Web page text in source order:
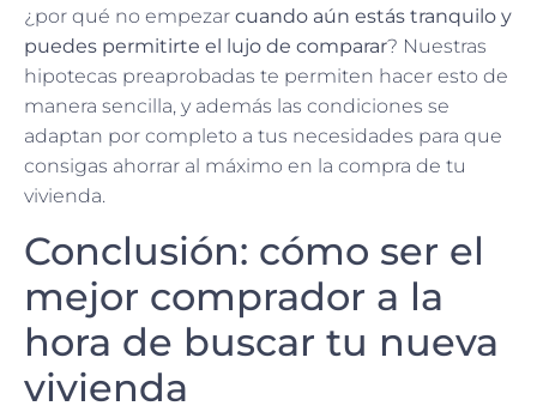
¿por qué no empezar cuando aún estás tranquilo y
puedes permitirte el lujo de comparar? Nuestras
hipotecas preaprobadas te permiten hacer esto de
manera sencilla, y además las condiciones se
adaptan por completo a tus necesidades para que
consigas ahorrar al máximo en la compra de tu
vivienda.
Conclusión: cómo ser el
mejor comprador a la
hora de buscar tu nueva
vivienda